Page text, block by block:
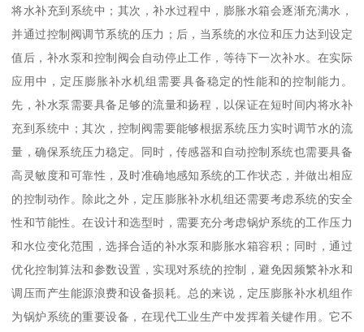
将水补充到系统中；其次，补水过程中，膨胀水箱会逐渐充满水，
并通过控制阀调节系统的压力；后，当系统的水位和压力达到设定
值后，补水泵和控制阀会自动停止工作，等待下一次补水。在实际
应用中，定压膨胀补水机组需要具备稳定的性能和的控制能力。
先，补水泵需要具备足够的流量和扬程，以保证在短时间内将水补
充到系统中；其次，控制阀需要能够根据系统压力实时调节水的流
量，确保系统压力稳定。同时，传感器和自动控制系统也需要具备
高灵敏度和可靠性，及时准确地感知系统的工作状态，并做出相应
的控制动作。除此之外，定压膨胀补水机组还需要考虑系统的安全
性和节能性。在设计和选型时，需要充分考虑锅炉系统的工作压力
和水位变化范围，选择合适的补水泵和膨胀水箱容积；同时，通过
优化控制算法和参数设置，实现对系统的控制，避免因频繁补水和
调压而产生能源浪费和设备损耗。总的来说，定压膨胀补水机组作
为锅炉系统的重要设备，在现代工业生产中发挥着关键作用。它不